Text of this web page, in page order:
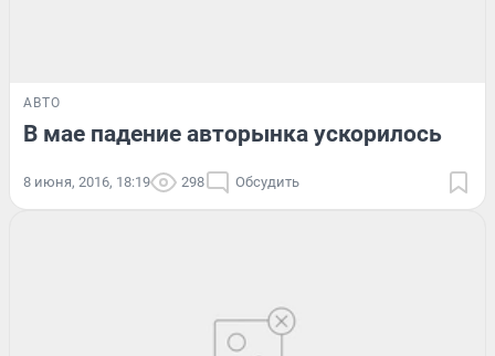
АВТО
В мае падение авторынка ускорилось
8 июня, 2016, 18:19 298 Обсудить